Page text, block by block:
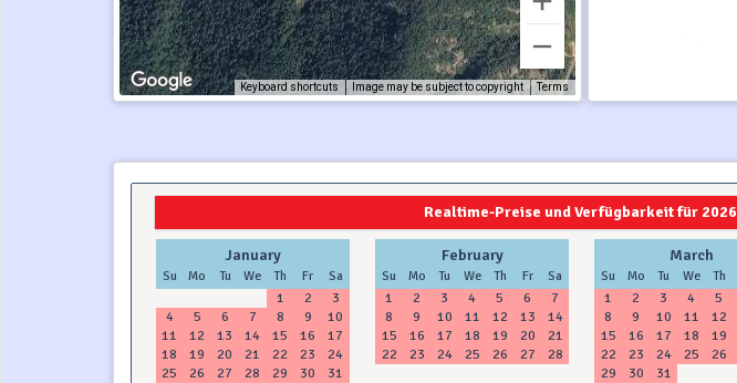
Keyboard shortcuts Image may be subject to copyright Terms
Realtime-Preise und Verfügbarkeit für 2026
January
Su Mo Tu We Th Fr Sa
1 2
3
4
5 6 7 8 9
10
11
12 13 14 15 16
17
18
19 20 21 22 23
24
25
26 27 28 29 30 31
February
Su Mo Tu We Th Fr Sa
1 2 3 4 5 6
7
8
9 10 11 12 13
14
15
16 17 18 19 20
21
22
23 24 25 26 27 28
March
Su Mo Tu We Th
1 2 3 4 5
8
9 10 11 12
15
16 17 18 19
22
23 24 25 26
29
30 31